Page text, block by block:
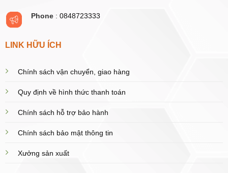
Phone: 0848723333
LINK HỮU ÍCH
Chính sách vận chuyển, giao hàng
Quy định về hình thức thanh toán
Chính sách hỗ trợ bảo hành
Chính sách bảo mật thông tin
Xưởng sản xuất